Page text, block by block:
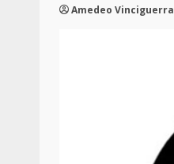
Amedeo Vinciguerra